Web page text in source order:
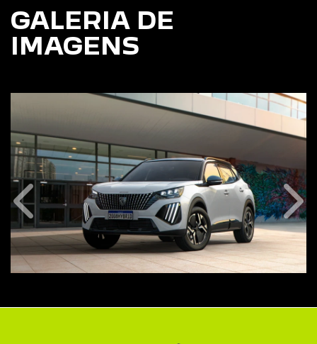
IMAGENS
Anterior